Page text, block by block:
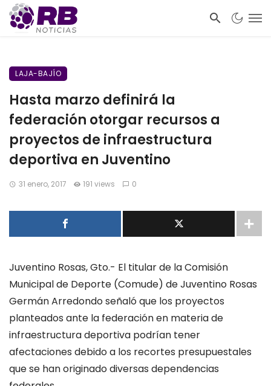
LAJA-BAJÍO
Hasta marzo definirá la
federación otorgar recursos a
proyectos de infraestructura
deportiva en Juventino
31 enero, 2017 191 views 0
Juventino Rosas, Gto.- El titular de la Comisión
Municipal de Deporte (Comude) de Juventino Rosas
Germán Arredondo señaló que los proyectos
planteados ante la federación en materia de
infraestructura deportiva podrían tener
afectaciones debido a los recortes presupuestales
que se han originado diversas dependencias